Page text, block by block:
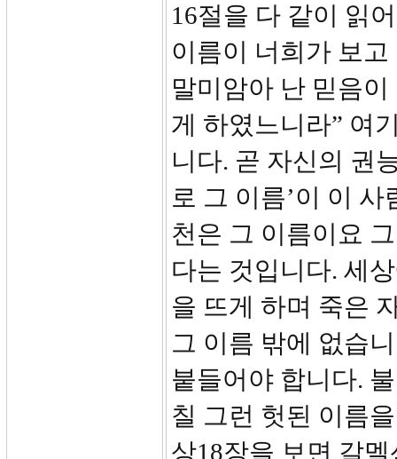
16절을 다 같이 읽
이름이 너희가 보
말미암아 난 믿음
게 하였느니라” 여
니다. 곧 자신의 권
로 그 이름’이 이
천은 그 이름이요
다는 것입니다. 세
을 뜨게 하며 죽은
그 이름 밖에 없습
붙들어야 합니다.
칠 그런 헛된 이름
상18장을 보면 갈